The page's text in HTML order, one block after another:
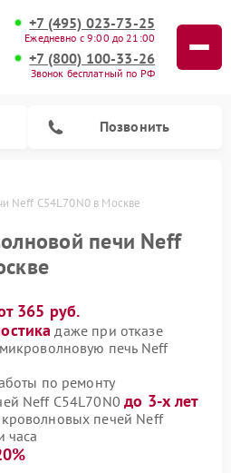
+7 (495) 023-73-25
Ежедневно с 9:00 до 21:00
+7 (800) 100-33-26
Звонок бесплатный по РФ
Позвонить
Neff C54L70N0 в Москве
печи Neff
365 руб.
даже при отказе
печь Neff
по ремонту
Neff C54L70N0до 3-х лет
печей Neff
часа